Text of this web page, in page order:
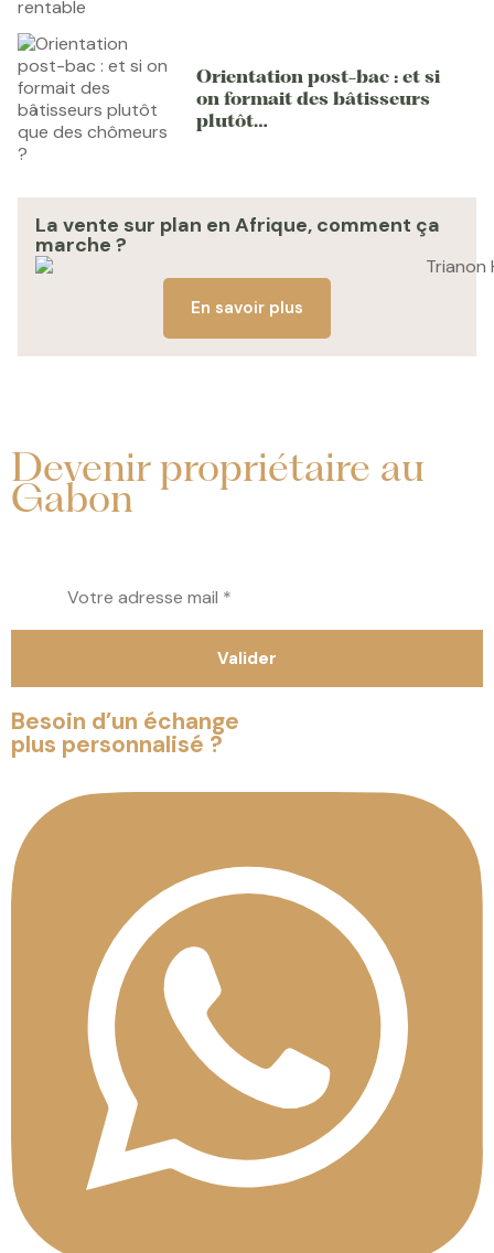
Orientation post-bac : et si
on formait des bâtisseurs
plutôt…
La vente sur plan en Afrique, comment ça
marche ?
En savoir plus
Devenir propriétaire au
Gabon
Besoin d’un échange
plus personnalisé ?